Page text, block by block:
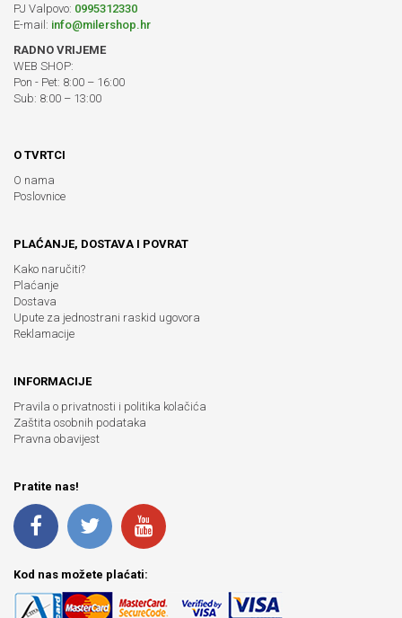
PJ Valpovo: 0995312330
E-mail: info@milershop.hr
RADNO VRIJEME
WEB SHOP:
Pon - Pet: 8:00 – 16:00
Sub: 8:00 – 13:00
O TVRTCI
O nama
Poslovnice
PLAĆANJE, DOSTAVA I POVRAT
Kako naručiti?
Plaćanje
Dostava
Upute za jednostrani raskid ugovora
Reklamacije
INFORMACIJE
Pravila o privatnosti i politika kolačića
Zaštita osobnih podataka
Pravna obavijest
Pratite nas!
Kod nas možete plaćati: